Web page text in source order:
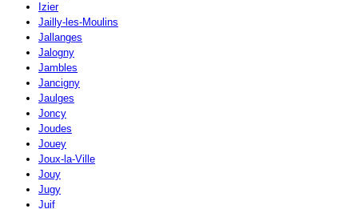
Izier
Jailly-les-Moulins
Jallanges
Jalogny
Jambles
Jancigny
Jaulges
Joncy
Joudes
Jouey
Joux-la-Ville
Jouy
Jugy
Juif